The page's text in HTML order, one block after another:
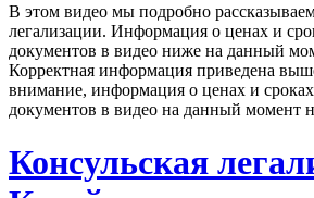
В этом видео мы подробно
легализации. Информация о ценах и
документов в видео ниже на данный
Корректная информация приведена
внимание, информация о ценах и сроках
документов в видео на данный момент
Консульская